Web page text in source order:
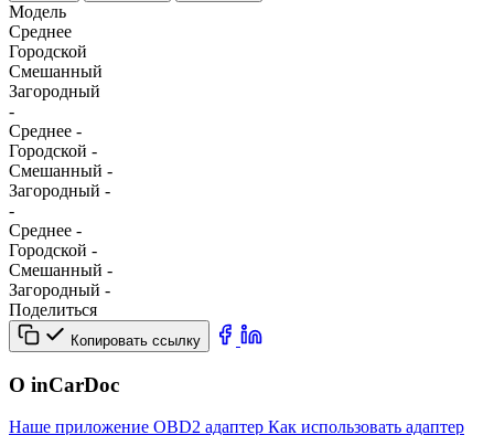
Модель
Среднее
Городской
Смешанный
Загородный
-
Среднее -
Городской -
Смешанный -
Загородный -
-
Среднее -
Городской -
Смешанный -
Загородный -
Поделиться
Копировать ссылку
О inCarDoc
Наше приложение OBD2 адаптер Как использовать адаптер